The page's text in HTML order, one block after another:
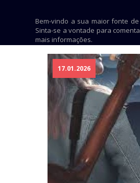
Bem-vindo a sua maior fonte
Sinta-se a vontade para
mais informações.
17.01.2026